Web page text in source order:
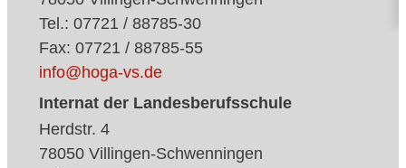
Tel.: 07721 / 88785-30
Fax: 07721 / 88785-55
info@hoga-vs.de
Internat der Landesberufsschule
Herdstr. 4
78050 Villingen-Schwenningen